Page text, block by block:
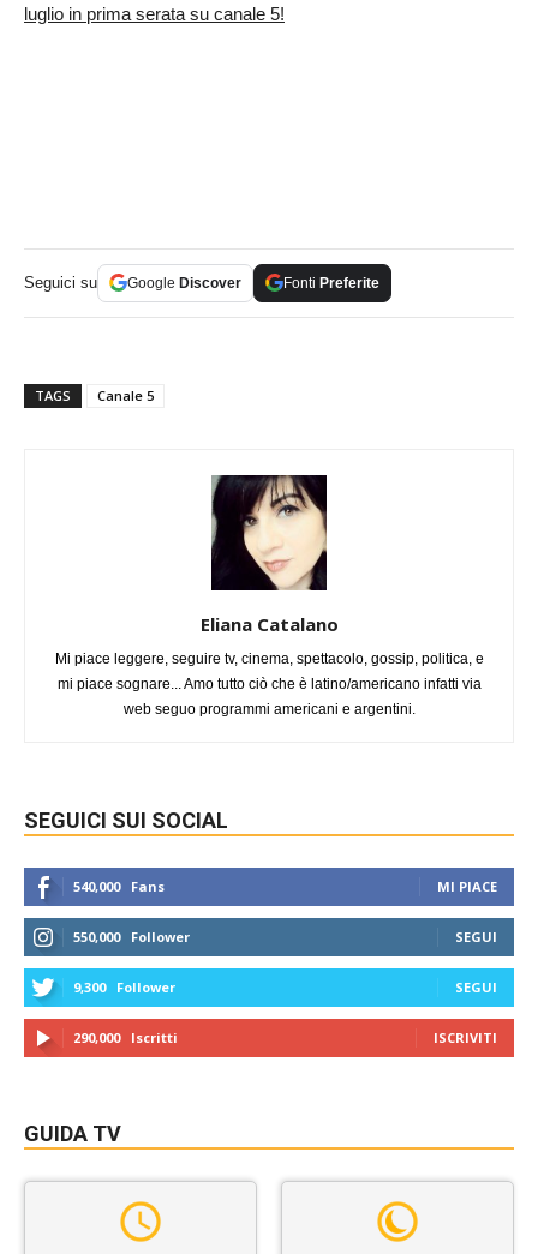
luglio in prima serata su canale 5!
Seguici su Google Discover Fonti Preferite
TAGS Canale 5
Eliana Catalano
Mi piace leggere, seguire tv, cinema, spettacolo, gossip, politica, e
mi piace sognare... Amo tutto ciò che è latino/americano infatti via
web seguo programmi americani e argentini.
SEGUICI SUI SOCIAL
540,000 Fans MI PIACE
550,000 Follower SEGUI
9,300 Follower SEGUI
290,000 Iscritti ISCRIVITI
GUIDA TV